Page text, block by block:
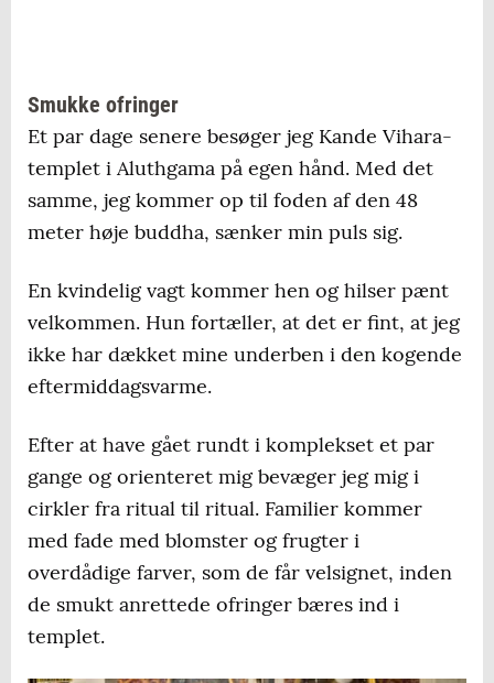
Smukke ofringer
Et par dage senere besøger jeg Kande Vihara-
templet i Aluthgama på egen hånd. Med det
samme, jeg kommer op til foden af den 48
meter høje buddha, sænker min puls sig.
En kvindelig vagt kommer hen og hilser pænt
velkommen. Hun fortæller, at det er fint, at jeg
ikke har dækket mine underben i den kogende
eftermiddagsvarme.
Efter at have gået rundt i komplekset et par
gange og orienteret mig bevæger jeg mig i
cirkler fra ritual til ritual. Familier kommer
med fade med blomster og frugter i
overdådige farver, som de får velsignet, inden
de smukt anrettede ofringer bæres ind i
templet.